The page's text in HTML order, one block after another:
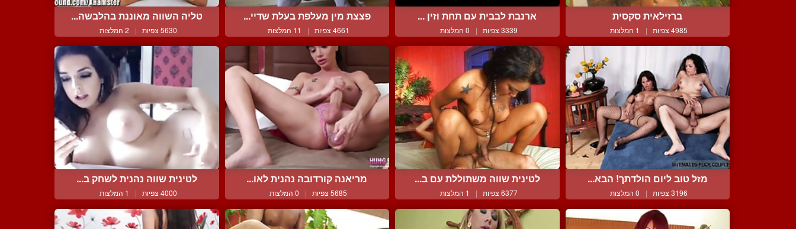
ברזילאית סקסית
4985 צפיות | 1 המלצות
ארנבת לבבית עם תחת וזין ...
3339 צפיות | 0 המלצות
פצצת מין מעלפת בעלת שדיי...
4661 צפיות | 11 המלצות
טליה השווה מאוננת בהלבשה...
5630 צפיות | 2 המלצות
מזל טוב ליום הולדתך! הבא...
3196 צפיות | 0 המלצות
לטינית שווה משתוללת עם ב...
6377 צפיות | 1 המלצות
מריאנה קורדובה נהנית לאו...
5685 צפיות | 0 המלצות
לטינית שווה נהנית לשחק ב...
4000 צפיות | 1 המלצות